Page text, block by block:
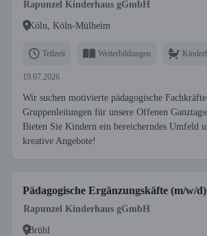
Rapunzel Kinderhaus gGmbH
Köln, Köln-Mülheim
Teilzeit Weiterbildungen
19.07.2026
Wir suchen motivierte pädagogische
Gruppenleitungen für unsere Offenen
Bieten Sie Kindern ein bereicherndes Umfeld
kreative Angebote!
Pädagogische Ergänzungskäfte (m/w/d)
Rapunzel Kinderhaus gGmbH
Brühl